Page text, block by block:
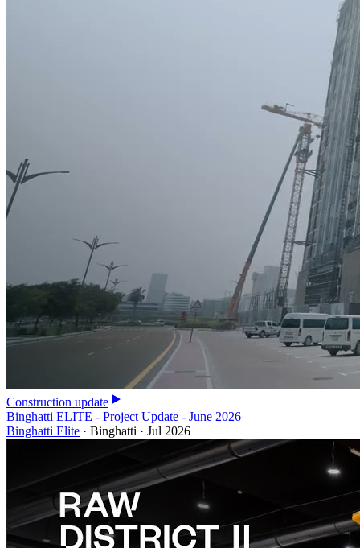
Construction update
Binghatti ELITE - Project Update - June 2026
Binghatti Elite · Binghatti · Jul 2026